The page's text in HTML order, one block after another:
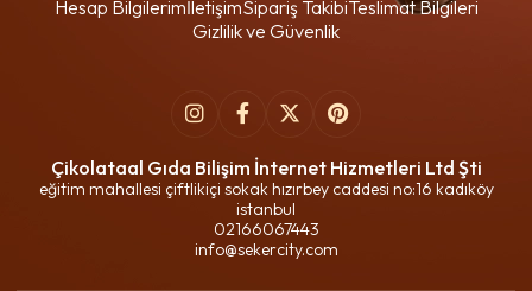
Hesap BilgilerimİletişimSipariş TakibiTeslimat Bilgileri
Gizlilik ve Güvenlik
Çikolataal Gıda Bilişim İnternet Hizmetleri Ltd Şti
eğitim mahallesi çiftlikiçi sokak hızırbey caddesi no:16 kadıköy
istanbul
02166067443
info@sekercity.com